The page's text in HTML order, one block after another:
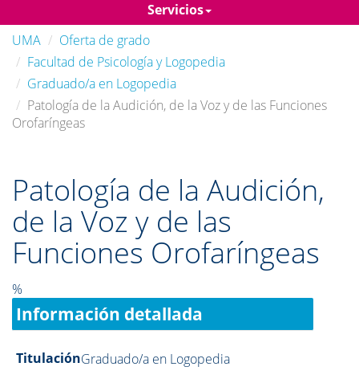
Servicios
UMA
Oferta de grado
Facultad de Psicología y Logopedia
Graduado/a en Logopedia
Patología de la Audición, de la Voz y de las Funciones
Orofaríngeas
Patología de la Audición,
de la Voz y de las
Funciones Orofaríngeas
%
Información detallada
TitulaciónGraduado/a en Logopedia